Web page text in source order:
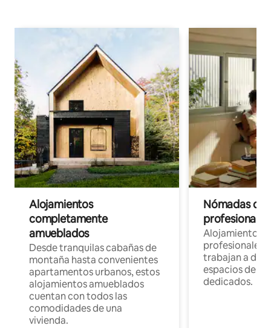
Alojamientos
completamente
amueblados
Desde tranquilas cabañas de
montaña hasta convenientes
apartamentos urbanos, estos
alojamientos amueblados
cuentan con todos las
comodidades de una
vivienda.
Nómadas
Alojamientos
profesionales
trabajan a
espacios de
dedicados.